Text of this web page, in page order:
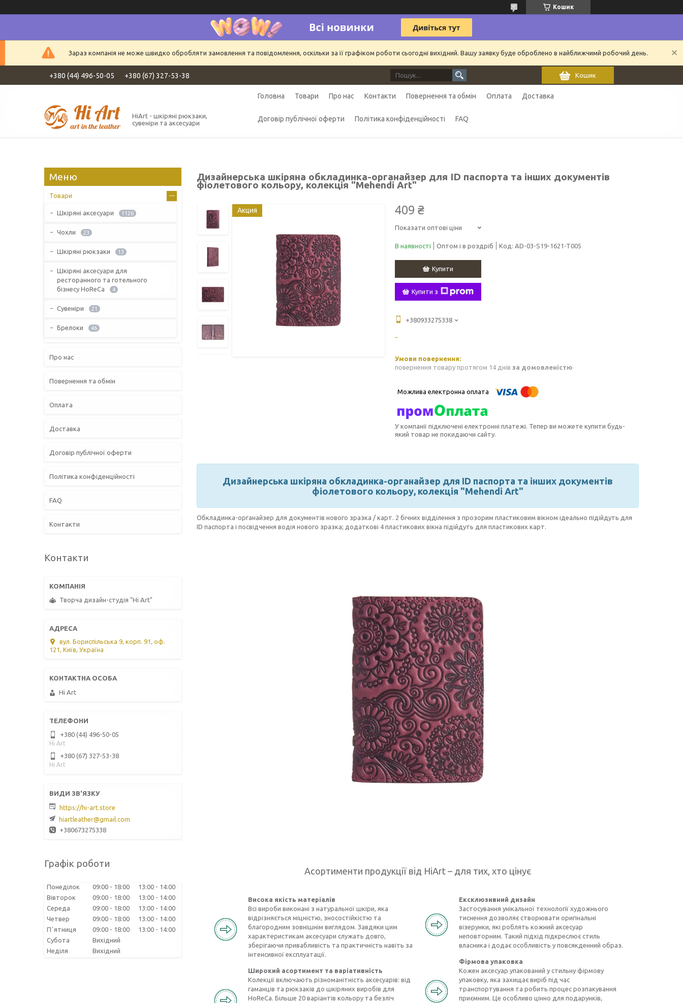
Кошик
Зараз компанія не може швидко обробляти замовлення та повідомлення, оскільки за її графіком роботи сьогодні вихідний. Вашу заявку буде оброблено в найближчимй робочий день.
+380 (44) 496-50-05 +380 (67) 327-53-38 Кошик
HiArt - шкіряні рюкзаки,
сувеніри та аксесуари
Головна Товари Про нас Контакти Повернення та обмін Оплата Доставка
Договір публічної оферти Політика конфіденційності FAQ
Дизайнерська шкіряна обкладинка-органайзер для ID паспорта та інших документів
фіолетового кольору, колекція "Mehendi Art"
Акция 409 ₴
Показати оптові ціни
В наявності Оптом і в роздріб Код: AD-03-S19-1621-T005
Купити
Купити з
+380933275338
повернення товару протягом 14 днів за домовленістю
У компанії підключені електронні платежі. Тепер ви можете купити будь-
який товар не покидаючи сайту.
Дизайнерська шкіряна обкладинка-органайзер для ID паспорта та інших документів
фіолетового кольору, колекція "Mehendi Art"
Обкладинка-органайзер для документів нового зразка / карт. 2 бічних відділення з прозорим пластиковим вікном ідеально підійдуть для
ID паспорта і посвідчення водія нового зразка; додаткові 4 пластикових вікна підійдуть для пластикових карт.
Асортименти продукції від HiArt – для тих, хто цінує
Висока якість матеріалів
Всі вироби виконані з натуральної шкіри, яка
відрізняється міцністю, зносостійкістю та
благородним зовнішнім виглядом. Завдяки цим
характеристикам аксесуари служать довго,
зберігаючи привабливість та практичність навіть за
інтенсивної експлуатації.
Широкий асортимент та варіативність
Колекції включають різноманітність аксесуарів: від
гаманців та рюкзаків до шкіряних виробів для
HoReCa. Більше 20 варіантів кольору та безліч
Ексклюзивний дизайн
Застосування унікальної технології художнього
тиснення дозволяє створювати оригінальні
візерунки, які роблять кожний аксесуар
неповторним. Такий підхід підкреслює стиль
власника і додає особливість у повсякденний образ.
Фірмова упаковка
Кожен аксесуар упакований у стильну фірмову
упаковку, яка захищає виріб під час
транспортування та робить процес розпакування
приємним. Це особливо цінно для подарунків,
Товари
Шкіряні аксесуари 1126
Чохли 23
Шкіряні рюкзаки 13
Шкіряні аксесуари для
ресторанного та готельного
бізнесу HoReCa
4
Сувеніри 21
Брелоки 46
Про нас
Повернення та обмін
Оплата
Доставка
Договір публічної оферти
Політика конфіденційності
FAQ
Контакти
Контакти
Творча дизайн-студія "Hi Art"
вул. Бориспільська 9, корп. 91, оф.
121, Київ, Україна
Hi Art
+380 (44) 496-50-05
Hi Art
+380 (67) 327-53-38
Hi Art
https://hi-art.store
hiartleather@gmail.com
+380673275338
Графік роботи
Понеділок 09:00 18:00 13:00
14:00
Вівторок
09:00 18:00 13:00
14:00
Середа
09:00 18:00 13:00
14:00
Четвер
09:00 18:00 13:00
14:00
Пʼятниця
09:00 18:00 13:00
14:00
Субота
Вихідний
Неділя
Вихідний